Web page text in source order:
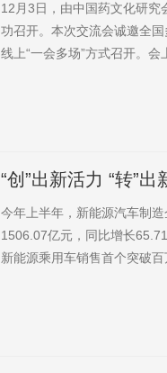
12月3日，由中国药文化研究
功召开。本次交流会诚邀全
线上“一会多场”方式召开。
“创”出新活力 “转”
今年上半年，新能源汽车制
1506.07亿元，同比增长
新能源乘用车销售首个突破